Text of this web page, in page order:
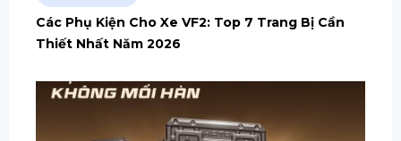
Các Phụ Kiện Cho Xe VF2: Top 7 Trang Bị Cần
Thiết Nhất Năm 2026